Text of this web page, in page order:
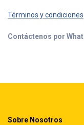
Términos y condiciones
Contáctenos por
Sobre Nosotros